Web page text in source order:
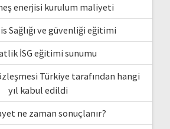
enerjisi kurulum maliyeti
Sağlığı ve güvenliği eğitimi
İSG eğitimi sunumu
Türkiye tarafından hangi
yıl kabul edildi
ne zaman sonuçlanır?